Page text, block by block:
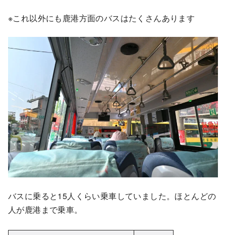
※これ以外にも鹿港方面のバスはたくさんあります
バスに乗ると15人くらい乗車していました。ほとんどの
人が鹿港まで乗車。